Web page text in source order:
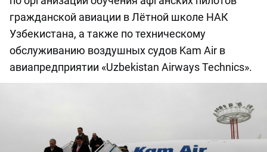
гражданской авиации в Лётной школе НАК
Узбекистана, а также по техническому
обслуживанию воздушных судов Kam Air в
авиапредприятии «Uzbekistan Airways Technics».